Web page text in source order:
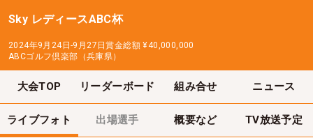
Sky レディースABC杯
2024年9月24日-9月27日賞金総額 ¥40,000,000
ABCゴルフ倶楽部（兵庫県）
大会TOP リーダーボード 組み合せ ニュース
ライブフォト 出場選手 概要など TV放送予定